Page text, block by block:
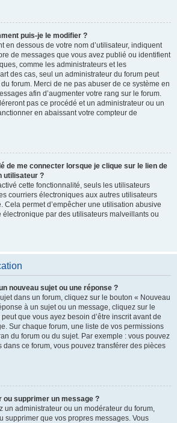
puis-je le modifier ?
en dessous de votre nom d’utilisateur, indiquent
de messages que vous avez publié ou identifient
comme les administrateurs et les
des cas, seul un administrateur du forum peut
forum. Merci de ne pas abuser de ce système en
afin d’augmenter votre rang sur le forum.
pas ce procédé et un administrateur ou un
en abaissant votre compteur de
de me connecter lorsque je clique sur le lien de
utilisateur ?
cette fonctionnalité, seuls les utilisateurs
courriers électroniques aux autres utilisateurs
Cela permet d’empêcher une utilisation abusive
électronique par des utilisateurs malveillants ou
nouveau sujet ou une réponse ?
dans un forum, cliquez sur le bouton « Nouveau
à un sujet ou un message, cliquez sur le
que vous ayez besoin d’être inscrit avant de
Sur chaque forum, une liste de vos permissions
du forum ou du sujet. Par exemple : vous pouvez
ce forum, vous pouvez transférer des pièces
ou supprimer un message ?
un administrateur ou un modérateur du forum,
supprimer que vos propres messages. Vous